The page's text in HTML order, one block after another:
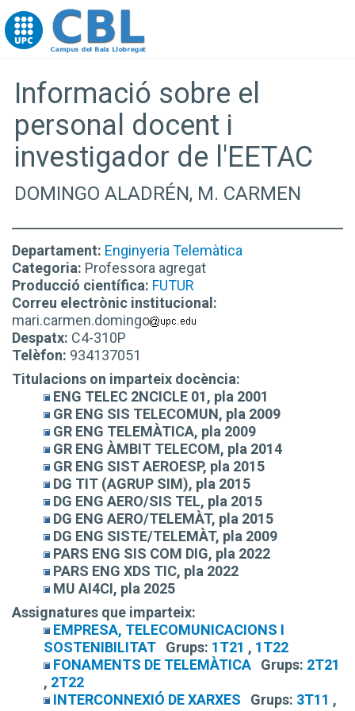
Go to upc.edu
Informació sobre el
personal docent i
investigador de l'EETAC
DOMINGO ALADRÉN, M. CARMEN
Departament: Enginyeria Telemàtica
Categoria: Professora agregat
Producció científica: FUTUR
Correu electrònic institucional:
mari.carmen.domingo
Despatx: C4-310P
Telèfon: 934137051
Titulacions on imparteix docència:
ENG TELEC 2NCICLE 01, pla 2001
GR ENG SIS TELECOMUN, pla 2009
GR ENG TELEMÀTICA, pla 2009
GR ENG ÀMBIT TELECOM, pla 2014
GR ENG SIST AEROESP, pla 2015
DG TIT (AGRUP SIM), pla 2015
DG ENG AERO/SIS TEL, pla 2015
DG ENG AERO/TELEMÀT, pla 2015
DG ENG SISTE/TELEMÀT, pla 2009
PARS ENG SIS COM DIG, pla 2022
PARS ENG XDS TIC, pla 2022
MU AI4CI, pla 2025
Assignatures que imparteix:
EMPRESA, TELECOMUNICACIONS I
SOSTENIBILITAT
Grups: 1T21 , 1T22
FONAMENTS DE TELEMÀTICA
Grups: 2T21
, 2T22
INTERCONNEXIÓ DE XARXES
Grups: 3T11 ,